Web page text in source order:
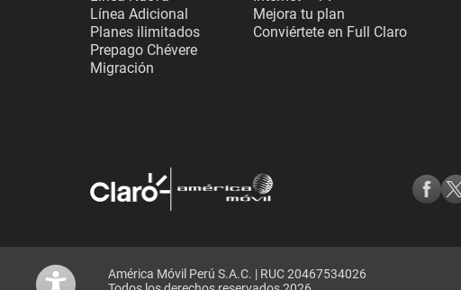
Línea Adicional
Planes ilimitados
Prepago Chévere
Migración
Mejora tu plan
Conviértete en Full Claro
América Móvil Perú S.A.C. | RUC 20467534026